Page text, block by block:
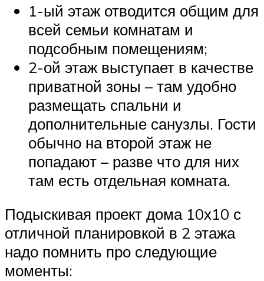
1-ый этаж отводится общим для
всей семьи комнатам и
подсобным помещениям;
2-ой этаж выступает в качестве
приватной зоны – там удобно
размещать спальни и
дополнительные санузлы. Гости
обычно на второй этаж не
попадают – разве что для них
там есть отдельная комната.
Подыскивая проект дома 10х10 с
отличной планировкой в 2 этажа
надо помнить про следующие
моменты: